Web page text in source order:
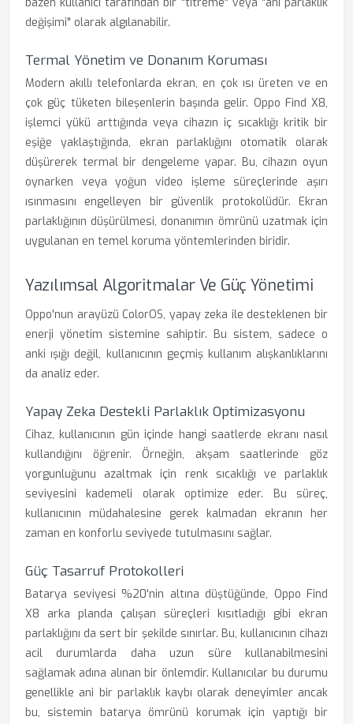
değişimi" olarak algılanabilir.
Termal Yönetim ve Donanım Koruması
Modern akıllı telefonlarda ekran, en çok ısı üreten ve en
çok güç tüketen bileşenlerin başında gelir. Oppo Find X8,
işlemci yükü arttığında veya cihazın iç sıcaklığı kritik bir
eşiğe yaklaştığında, ekran parlaklığını otomatik olarak
düşürerek termal bir dengeleme yapar. Bu, cihazın oyun
oynarken veya yoğun video işleme süreçlerinde aşırı
ısınmasını engelleyen bir güvenlik protokolüdür. Ekran
parlaklığının düşürülmesi, donanımın ömrünü uzatmak için
uygulanan en temel koruma yöntemlerinden biridir.
Yazılımsal Algoritmalar Ve Güç Yönetimi
Oppo'nun arayüzü ColorOS, yapay zeka ile desteklenen bir
enerji yönetim sistemine sahiptir. Bu sistem, sadece o
anki ışığı değil, kullanıcının geçmiş kullanım alışkanlıklarını
da analiz eder.
Yapay Zeka Destekli Parlaklık Optimizasyonu
Cihaz, kullanıcının gün içinde hangi saatlerde ekranı nasıl
kullandığını öğrenir. Örneğin, akşam saatlerinde göz
yorgunluğunu azaltmak için renk sıcaklığı ve parlaklık
seviyesini kademeli olarak optimize eder. Bu süreç,
kullanıcının müdahalesine gerek kalmadan ekranın her
zaman en konforlu seviyede tutulmasını sağlar.
Güç Tasarruf Protokolleri
Batarya seviyesi %20'nin altına düştüğünde, Oppo Find
X8 arka planda çalışan süreçleri kısıtladığı gibi ekran
parlaklığını da sert bir şekilde sınırlar. Bu, kullanıcının cihazı
acil durumlarda daha uzun süre kullanabilmesini
sağlamak adına alınan bir önlemdir. Kullanıcılar bu durumu
genellikle ani bir parlaklık kaybı olarak deneyimler ancak
bu, sistemin batarya ömrünü korumak için yaptığı bir